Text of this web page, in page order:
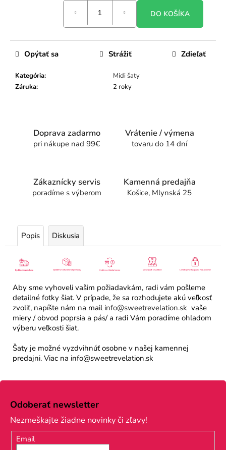
DO KOŠÍKA
Kategória:
Midi šaty
Záruka: 2 roky
Opýtať sa Strážiť Zdieľať
Doprava zadarmo
pri nákupe nad 99€
Vrátenie / výmena
tovaru do 14 dní
Zákaznícky servis
poradíme s výberom
Kamenná predajňa
Košice, Mlynská 25
Popis Diskusia
Aby sme vyhoveli vašim požiadavkám, radi vám pošleme
detailné fotky šiat. V prípade, že sa rozhodujete akú veľkosť
zvoliť, napíšte nám na mail info@sweetrevelation.sk vaše
miery / obvod poprsia a pás/ a radi Vám poradíme ohľadom
výberu veľkosti šiat.
Šaty je možné vyzdvihnúť osobne v našej kamennej
predajni. Viac na info@sweetrevelation.sk
Z
Odoberať newsletter
Nezmeškajte žiadne novinky či zľavy!
Email